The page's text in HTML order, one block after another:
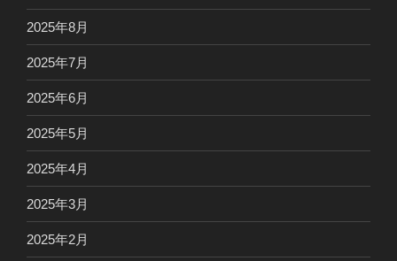
2025年8月
2025年7月
2025年6月
2025年5月
2025年4月
2025年3月
2025年2月